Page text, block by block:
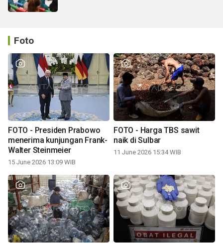
Foto
FOTO - Presiden Prabowo
menerima kunjungan Frank-
Walter Steinmeier
15 June 2026 13:09 WIB
FOTO - Harga TBS sawit
naik di Sulbar
11 June 2026 15:34 WIB